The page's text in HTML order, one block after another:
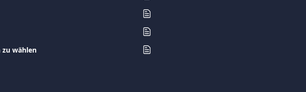
wählen